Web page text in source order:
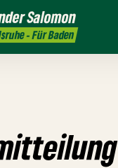
Salomon
- Für Baden
Kontakt
Positionen